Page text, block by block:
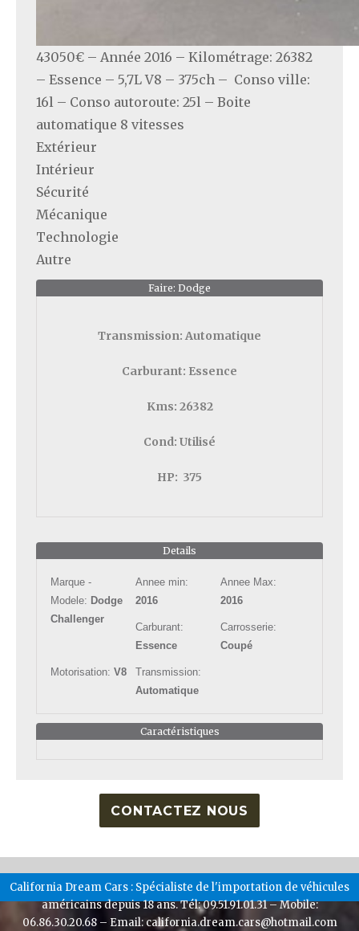
43050€ – Année 2016 – Kilométrage: 26382
– Essence – 5,7L V8 – 375ch – Conso ville:
16l – Conso autoroute: 25l – Boite
automatique 8 vitesses
Extérieur
Intérieur
Sécurité
Mécanique
Technologie
Autre
Faire: Dodge
Transmission: Automatique
Carburant: Essence
Kms: 26382
Cond: Utilisé
HP: 375
Details
Marque -
Modele: Dodge
Challenger
Annee min:
2016
Annee Max:
2016
Carburant:
Essence
Carrosserie:
Coupé
Motorisation: V8
Transmission:
Automatique
Caractéristiques
CONTACTEZ NOUS
California Dream Cars : Spécialiste de l'importation de véhicules
américains depuis 18 ans. Tél: 09.51.91.01.31 – Mobile:
06.86.30.20.68 – Email: california.dream.cars@hotmail.com